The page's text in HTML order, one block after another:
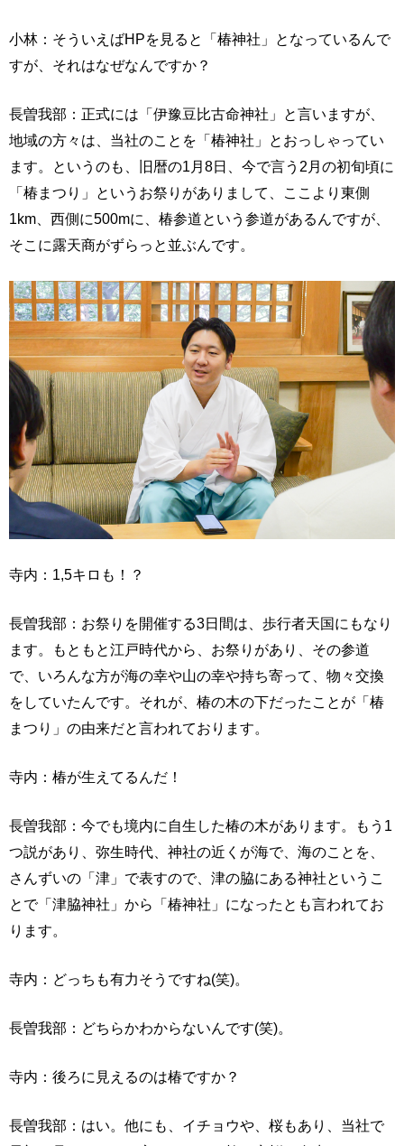
小林：そういえばHPを見ると「椿神社」となっているんで
すが、それはなぜなんですか？
長曽我部：正式には「伊豫豆比古命神社」と言いますが、
地域の方々は、当社のことを「椿神社」とおっしゃってい
ます。というのも、旧暦の1月8日、今で言う2月の初旬頃に
「椿まつり」というお祭りがありまして、ここより東側
1km、西側に500mに、椿参道という参道があるんですが、
そこに露天商がずらっと並ぶんです。
寺内：1,5キロも！？
長曽我部：お祭りを開催する3日間は、歩行者天国にもなり
ます。もともと江戸時代から、お祭りがあり、その参道
で、いろんな方が海の幸や山の幸や持ち寄って、物々交換
をしていたんです。それが、椿の木の下だったことが「椿
まつり」の由来だと言われております。
寺内：椿が生えてるんだ！
長曽我部：今でも境内に自生した椿の木があります。もう1
つ説があり、弥生時代、神社の近くが海で、海のことを、
さんずいの「津」で表すので、津の脇にある神社というこ
とで「津脇神社」から「椿神社」になったとも言われてお
ります。
寺内：どっちも有力そうですね(笑)。
長曽我部：どちらかわからないんです(笑)。
寺内：後ろに見えるのは椿ですか？
長曽我部：はい。他にも、イチョウや、桜もあり、当社で